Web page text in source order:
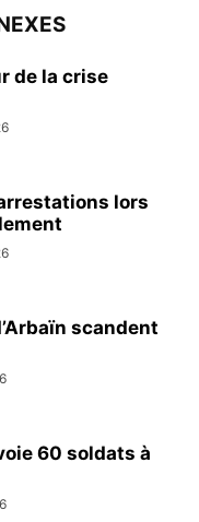
de la crise
lors
scandent
60 soldats à